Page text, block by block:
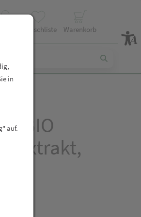
Wunschliste Warenkorb
- BIO
Extrakt,
in
auf.